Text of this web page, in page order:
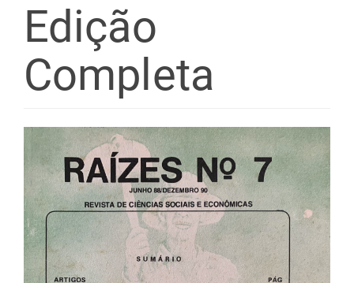
Edição
Completa
Barra
lateral
de
artigos